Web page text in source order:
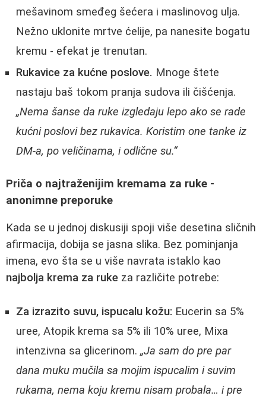
mešavinom smeđeg šećera i maslinovog ulja.
Nežno uklonite mrtve ćelije, pa nanesite bogatu
kremu - efekat je trenutan.
Rukavice za kućne poslove. Mnoge štete
nastaju baš tokom pranja sudova ili čišćenja.
„Nema šanse da ruke izgledaju lepo ako se rade
kućni poslovi bez rukavica. Koristim one tanke iz
DM-a, po veličinama, i odlične su.“
Priča o najtraženijim kremama za ruke -
anonimne preporuke
Kada se u jednoj diskusiji spoji više desetina sličnih
afirmacija, dobija se jasna slika. Bez pominjanja
imena, evo šta se u više navrata istaklo kao
najbolja krema za ruke za različite potrebe:
Za izrazito suvu, ispucalu kožu: Eucerin sa 5%
uree, Atopik krema sa 5% ili 10% uree, Mixa
intenzivna sa glicerinom. „Ja sam do pre par
dana muku mučila sa mojim ispucalim i suvim
rukama, nema koju kremu nisam probala… i pre